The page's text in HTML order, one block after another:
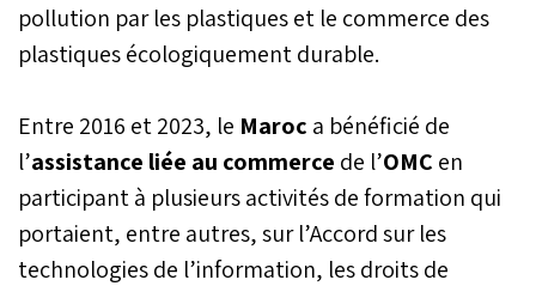
pollution par les plastiques et le commerce des
plastiques écologiquement durable.
Entre 2016 et 2023, le Maroc a bénéficié de
l’assistance liée au commerce de l’OMC en
participant à plusieurs activités de formation qui
portaient, entre autres, sur l’Accord sur les
technologies de l’information, les droits de